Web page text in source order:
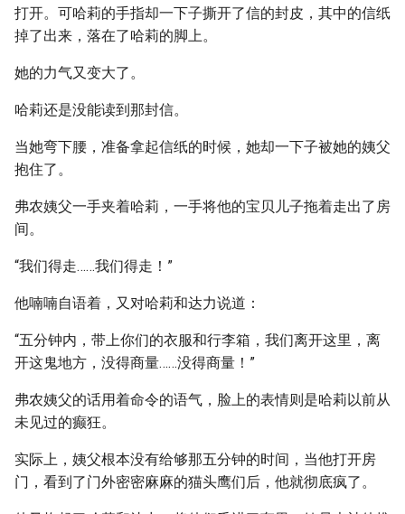
打开。可哈莉的手指却一下子撕开了信的封皮，其中的信纸
掉了出来，落在了哈莉的脚上。
她的力气又变大了。
哈莉还是没能读到那封信。
当她弯下腰，准备拿起信纸的时候，她却一下子被她的姨父
抱住了。
弗农姨父一手夹着哈莉，一手将他的宝贝儿子拖着走出了房
间。
“我们得走……我们得走！”
他喃喃自语着，又对哈莉和达力说道：
“五分钟内，带上你们的衣服和行李箱，我们离开这里，离
开这鬼地方，没得商量……没得商量！”
弗农姨父的话用着命令的语气，脸上的表情则是哈莉以前从
未见过的癫狂。
实际上，姨父根本没有给够那五分钟的时间，当他打开房
门，看到了门外密密麻麻的猫头鹰们后，他就彻底疯了。